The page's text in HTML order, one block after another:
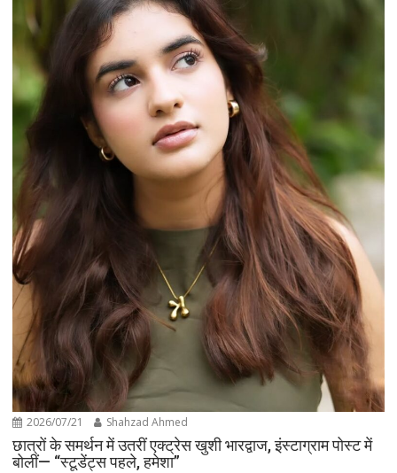
2026/07/21 Shahzad Ahmed
छात्रों के समर्थन में उतरीं एक्ट्रेस खुशी भारद्वाज, इंस्टाग्राम पोस्ट में
बोलीं— “स्टूडेंट्स पहले, हमेशा”